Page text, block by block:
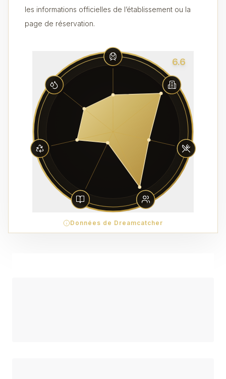
les informations officielles de l’établissement ou la
page de réservation.
6.6
Données de Dreamcatcher